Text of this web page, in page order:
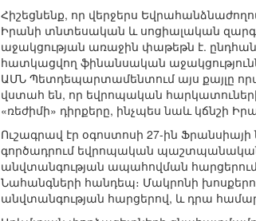
Հիշեցնենք, որ վերջերս
Իրանի տնտեսական և սոցիալական
աջակցության առաջին փաթեթն է.
հատկացվող ֆինանսական
ԱՄՆ Պետդեպարտամենտում այս քայլը
վստահ են, որ եվրոպական
«ռեժիմի» դիրքերը, ինչպես նաև կճնշի
Ուշագրավ էր օգոստոսի 27-ին
գործադրում եվրոպական
անվտանգության ապահովման
Նահանգների հանդեպ։ Մակրոնի
անվտանգության հարցերով, և դրա